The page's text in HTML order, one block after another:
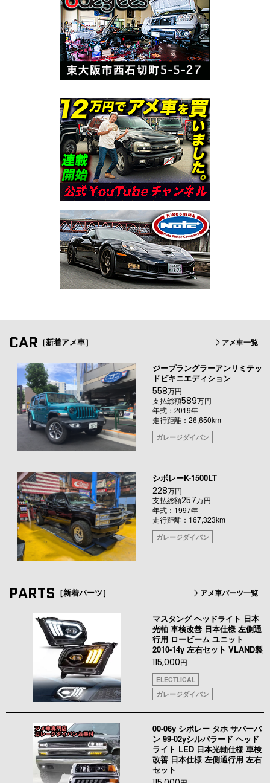
CAR ［新着アメ車］ アメ車一覧
ジープラングラーアンリミテッ
ドビキニエディション
558万円
支払総額589万円
年式：2019年
走行距離：26,650km
ガレージダイバン
シボレーK-1500LT
228万円
支払総額257万円
年式：1997年
走行距離：167,323km
ガレージダイバン
PARTS ［新着パーツ］ アメ車パーツ一覧
マスタング ヘッドライト 日本
光軸 車検改善 日本仕様 左側通
行用 ロービーム ユニット
2010-14y 左右セット VLAND製
115,000円
ELECTLICAL
ガレージダイバン
00-06y シボレー タホ サバーバ
ン 99-02yシルバラード ヘッド
ライト LED 日本光軸仕様 車検
改善 日本仕様 左側通行用 左右
セット